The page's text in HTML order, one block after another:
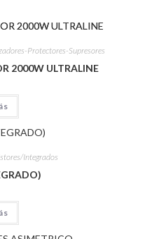
Protectores-Supresores
2000W ULTRALINE
Integrados